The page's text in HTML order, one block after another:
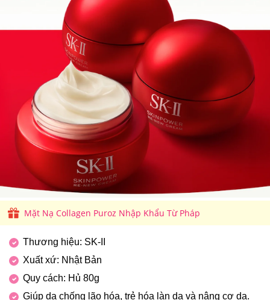
Mặt Nạ Collagen Puroz Nhập Khẩu Từ Pháp
Thương hiệu: SK-II
Xuất xứ: Nhật Bản
Quy cách: Hủ 80g
Giúp da chống lão hóa, trẻ hóa làn da và nâng cơ da.